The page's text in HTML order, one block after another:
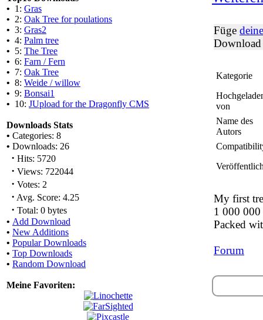
• 1: Gras
• 2: Oak Tree for poulations
• 3: Gras2
• 4: Palm tree
• 5: The Tree
• 6: Farn / Fern
• 7: Oak Tree
• 8: Weide / willow
• 9: Bonsai1
• 10: JUpload for the Dragonfly CMS
Downloads Stats
• Categories: 8
• Downloads: 26
· Hits: 5720
· Views: 722044
· Votes: 2
· Avg. Score: 4.25
· Total: 0 bytes
• Add Download
• New Additions
• Popular Downloads
• Top Downloads
• Random Download
Meine Favoriten:
Füge
Kategorie
von
Name des
Autors
My first
1 000
Packed
Forum